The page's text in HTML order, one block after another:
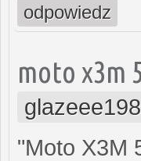
odpowiedz
moto x3m
"Moto X3M